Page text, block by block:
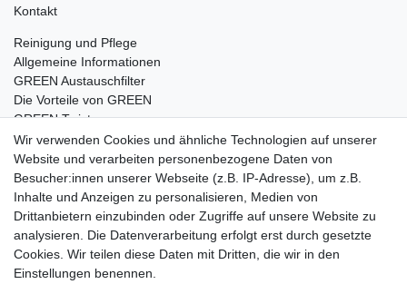
Kontakt
Reinigung und Pflege
Allgemeine Informationen
GREEN Austauschfilter
Die Vorteile von GREEN
GREEN Twister
Impressum Daten­schutz­erklärung AGB
Barrierefreiheitserklärung Widerrufs­recht
Wir verwenden Cookies und ähnliche Technologien auf unserer
Website und verarbeiten personenbezogene Daten von
Besucher:innen unserer Webseite (z.B. IP-Adresse), um z.B.
Inhalte und Anzeigen zu personalisieren, Medien von
Drittanbietern einzubinden oder Zugriffe auf unsere Website zu
analysieren. Die Datenverarbeitung erfolgt erst durch gesetzte
Cookies. Wir teilen diese Daten mit Dritten, die wir in den
Einstellungen benennen.